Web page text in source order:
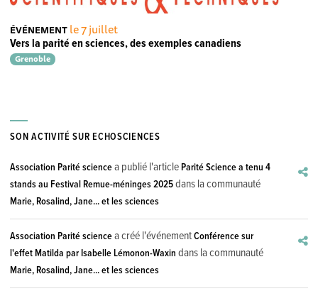
ÉVÉNEMENT le 7 juillet
Vers la parité en sciences, des exemples canadiens
Grenoble
SON ACTIVITÉ SUR ECHOSCIENCES
Association Parité sciencea publié l'articleParité Science a tenu 4
stands au Festival Remue-méninges 2025dans la communauté
Marie, Rosalind, Jane... et les sciences
Association Parité sciencea créé l'événementConférence sur
l'effet Matilda par Isabelle Lémonon-Waxin dans la communauté
Marie, Rosalind, Jane... et les sciences